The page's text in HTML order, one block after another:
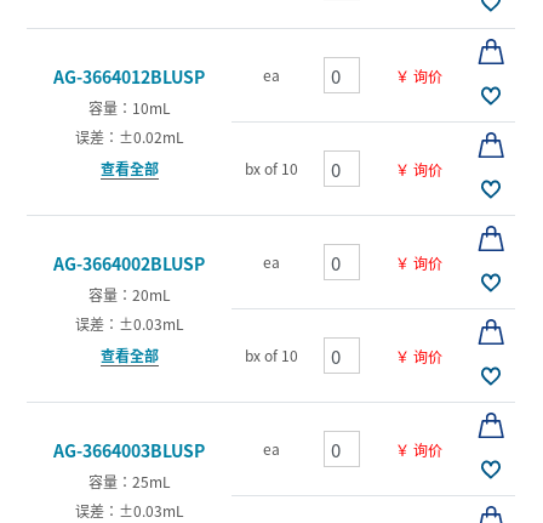
AG-3664012BLUSP
容量：10mL
误差：±0.02mL
查看全部
ea ￥ 询价
bx of 10 ￥ 询价
AG-3664002BLUSP
容量：20mL
误差：±0.03mL
查看全部
ea ￥ 询价
bx of 10 ￥ 询价
AG-3664003BLUSP
容量：25mL
误差：±0.03mL
ea ￥ 询价